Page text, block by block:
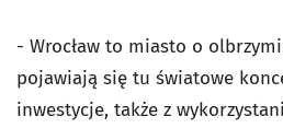
- Wrocław to miasto o
pojawiają się tu światowe
inwestycje, także z